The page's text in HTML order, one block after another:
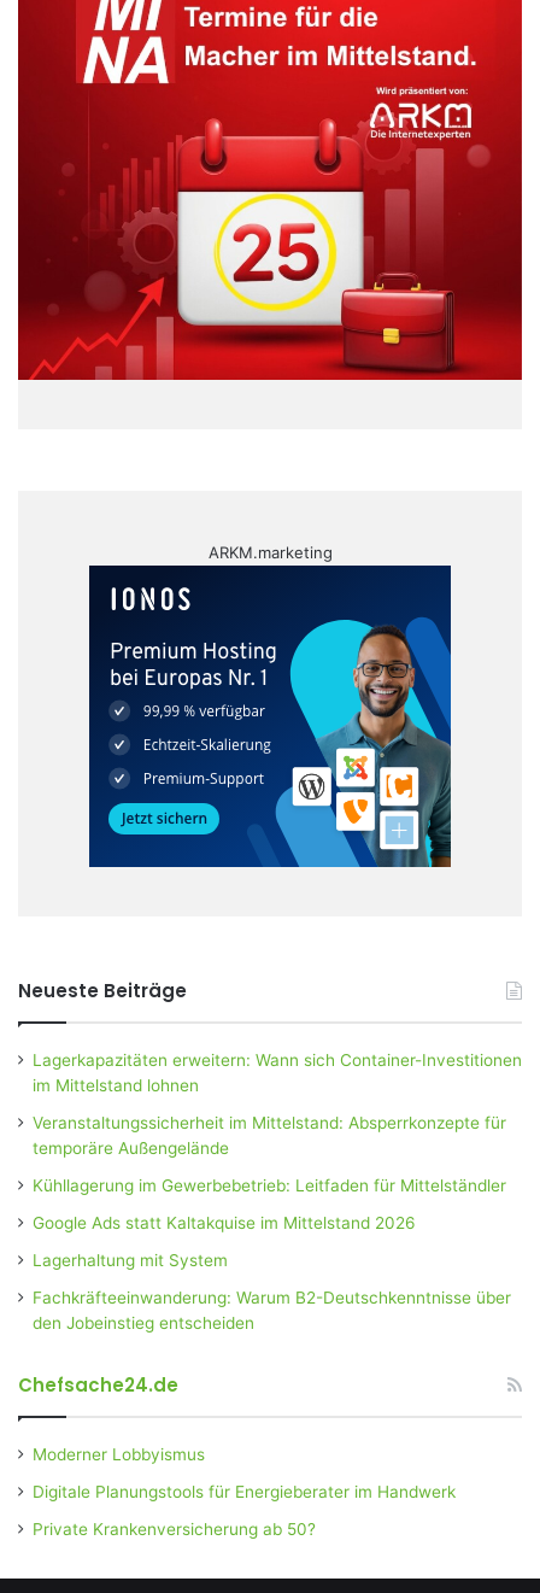
ARKM.marketing
Neueste Beiträge
Lagerkapazitäten erweitern: Wann sich Container-Investitionen
im Mittelstand lohnen
Veranstaltungssicherheit im Mittelstand: Absperrkonzepte für
temporäre Außengelände
Kühllagerung im Gewerbebetrieb: Leitfaden für Mittelständler
Google Ads statt Kaltakquise im Mittelstand 2026
Lagerhaltung mit System
Fachkräfteeinwanderung: Warum B2-Deutschkenntnisse über
den Jobeinstieg entscheiden
Chefsache24.de
Moderner Lobbyismus
Digitale Planungstools für Energieberater im Handwerk
Private Krankenversicherung ab 50?